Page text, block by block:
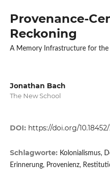
Provenance-
Reckoning
A Memory Infrastructure for the
Jonathan Bach
The New School
DOI: https://doi.org/10.18452/
Schlagworte: Kolonialismus,
Erinnerung, Provenienz,